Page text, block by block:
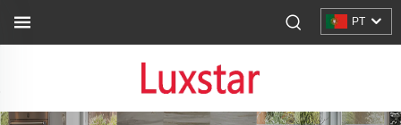
PT